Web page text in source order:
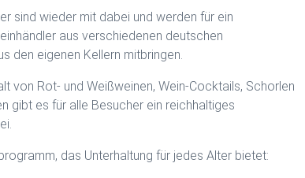
sind wieder mit dabei und werden für ein
aus verschiedenen deutschen
den eigenen Kellern mitbringen.
von Rot- und Weißweinen, Wein-Cocktails, Schorlen
gibt es für alle Besucher ein reichhaltiges
das Unterhaltung für jedes Alter bietet: